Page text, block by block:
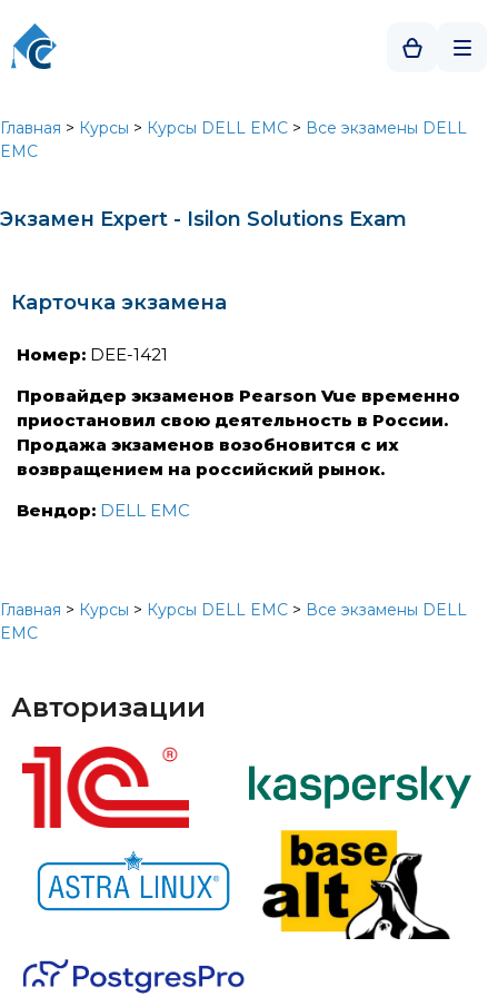
Главная > Курсы > Курсы DELL EMC > Все экзамены DELL
EMC
Экзамен Expert - Isilon Solutions Exam
Карточка экзамена
Номер: DEE-1421
Провайдер экзаменов Pearson Vue временно
приостановил свою деятельность в России.
Продажа экзаменов возобновится с их
возвращением на российский рынок.
Вендор: DELL EMC
Главная > Курсы > Курсы DELL EMC > Все экзамены DELL
EMC
Авторизации